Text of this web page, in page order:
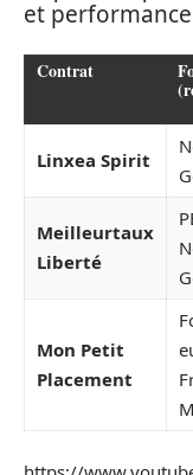
et
Contrat
Linxea Spirit
Meilleurtaux
Liberté
Mon Petit
Placement